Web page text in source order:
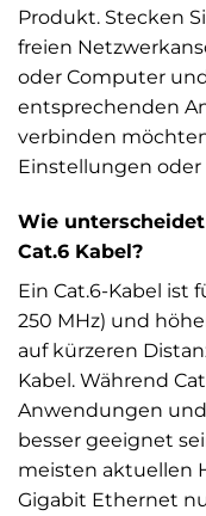
Produkt. Stecken
freien
oder Computer
entsprechenden
verbinden
Einstellungen
Wie
Cat.6 Kabel?
Ein Cat.6-Kabel ist
250 MHz) und
auf kürzeren
Kabel. Während
Anwendungen
besser geeignet
meisten aktuellen
Gigabit Ethernet